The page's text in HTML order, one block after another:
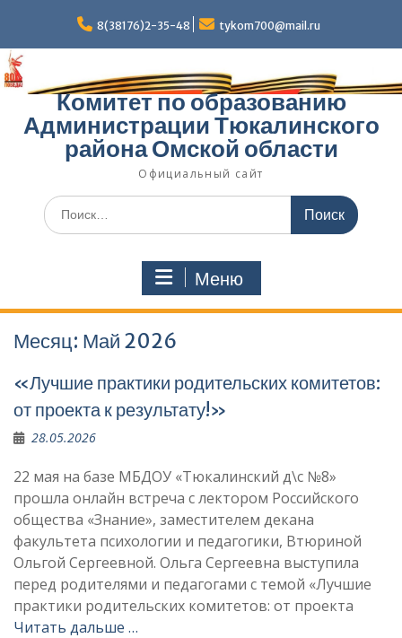
содержимому
8(38176)2-35-48 tykom700@mail.ru
Комитет по образованию
Администрации Тюкалинского
района Омской области
Официальный сайт
Поиск
по:
Меню
Месяц: Май 2026
«Лучшие практики родительских комитетов:
от проекта к результату!»
28.05.2026
22 мая на базе МБДОУ «Тюкалинский д\с №8»
прошла онлайн встреча с лектором Российского
общества «Знание», заместителем декана
факультета психологии и педагогики, Втюриной
Ольгой Сергеевной. Ольга Сергеевна выступила
перед родителями и педагогами с темой «Лучшие
практики родительских комитетов: от проекта
Читать дальше …